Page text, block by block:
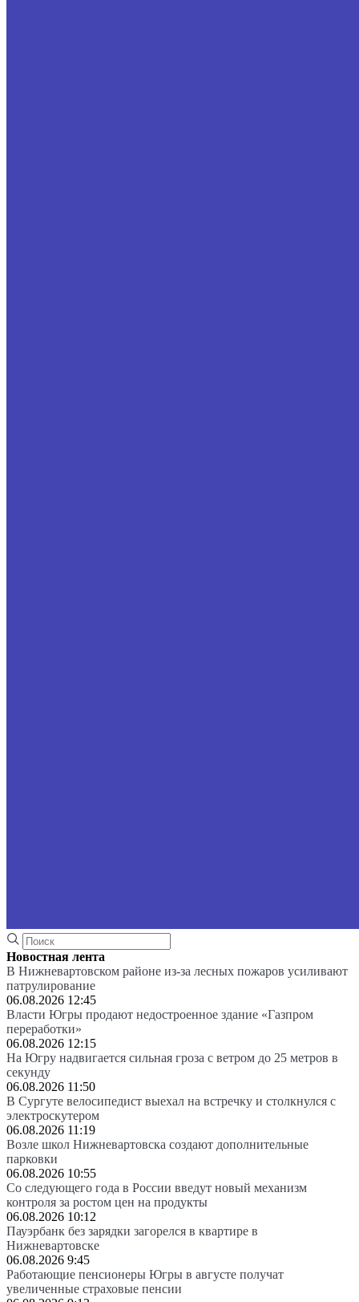
Новостная лента
В Нижневартовском районе из-за лесных пожаров усиливают
патрулирование
06.08.2026 12:45
Власти Югры продают недостроенное здание «Газпром
переработки»
06.08.2026 12:15
На Югру надвигается сильная гроза с ветром до 25 метров в
секунду
06.08.2026 11:50
В Сургуте велосипедист выехал на встречку и столкнулся с
электроскутером
06.08.2026 11:19
Возле школ Нижневартовска создают дополнительные
парковки
06.08.2026 10:55
Со следующего года в России введут новый механизм
контроля за ростом цен на продукты
06.08.2026 10:12
Пауэрбанк без зарядки загорелся в квартире в
Нижневартовске
06.08.2026 9:45
Работающие пенсионеры Югры в августе получат
увеличенные страховые пенсии